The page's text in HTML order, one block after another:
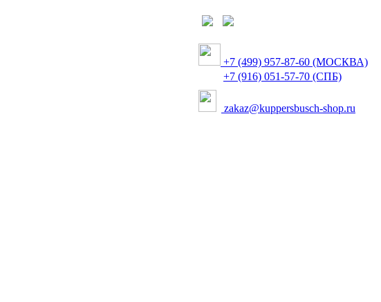
+7 (499) 957-87-60 (МОСКВА)
+7 (916) 051-57-70 (СПБ)
zakaz@kuppersbusch-shop.ru